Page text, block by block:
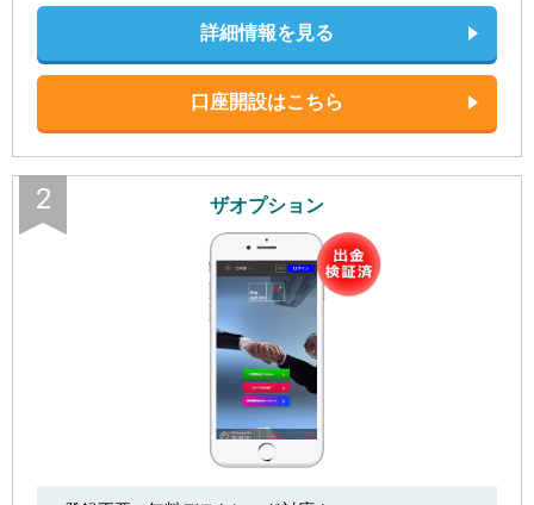
詳細情報を見る
口座開設はこちら
2 ザオプション